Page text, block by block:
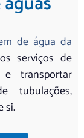
de água da
serviços de
transportar
tubulações,
si.